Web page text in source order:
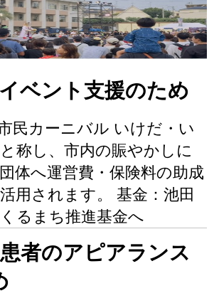
ベント支援のため
民カーニバル いけだ・い
称し、市内の賑やかしに
体へ運営費・保険料の助成
用されます。 基金：池田
るまち推進基金へ
者のアピアランス